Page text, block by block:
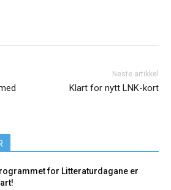
Neste artikkel
Klart for nytt LNK-kort
for Litteraturdagane er